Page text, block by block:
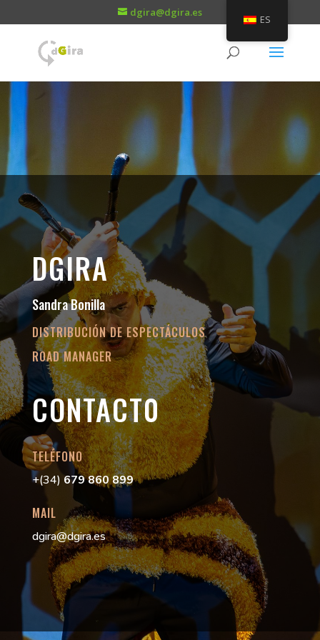
dgira@dgira.es
DGIRA
Sandra Bonilla
DISTRIBUCIÓN DE ESPECTÁCULOS
ROAD MANAGER
CONTACT0
TELÉFONO
+(34) 679 860 899
MAIL
dgira@dgira.es
ES